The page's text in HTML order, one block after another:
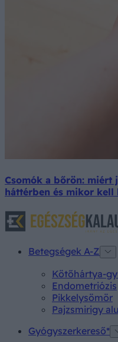
Csomók a bőrön: miért
háttérben és mikor kell
Betegségek A-Z
Kötőhártya-
Endometriózis
Pikkelysömör
Pajzsmirigy
Gyógyszerkereső*